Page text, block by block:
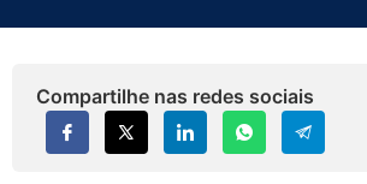
Compartilhe nas redes sociais